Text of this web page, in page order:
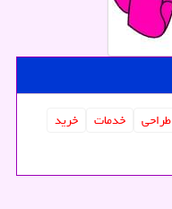
طراحی خدمات
خرید